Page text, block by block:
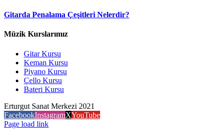
Gitarda Penalama Çeşitleri Nelerdir?
Müzik Kurslarımız
Gitar Kursu
Keman Kursu
Piyano Kursu
Çello Kursu
Bateri Kursu
Erturgut Sanat Merkezi 2021
FacebookInstagramXYouTube
Page load link